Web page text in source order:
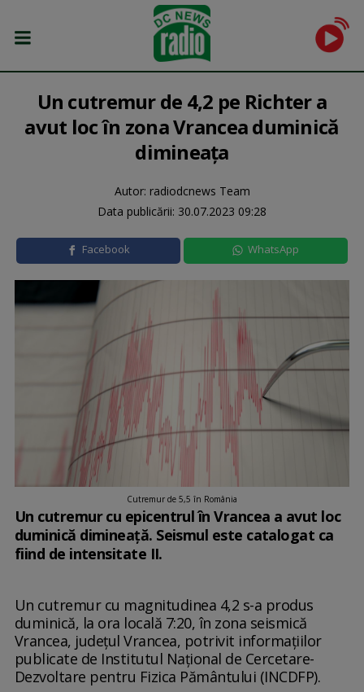
Un cutremur de 4,2 pe Richter a
avut loc în zona Vrancea duminică
dimineața
Autor: radiodcnews Team
Data publicării: 30.07.2023 09:28
Facebook WhatsApp
Cutremur de 5,5 în România
Un cutremur cu epicentrul în Vrancea a avut loc
duminică dimineață. Seismul este catalogat ca
fiind de intensitate II.
Un cutremur cu magnitudinea 4,2 s-a produs
duminică, la ora locală 7:20, în zona seismică
Vrancea, judeţul Vrancea, potrivit informaţiilor
publicate de Institutul Naţional de Cercetare-
Dezvoltare pentru Fizica Pământului (INCDFP).